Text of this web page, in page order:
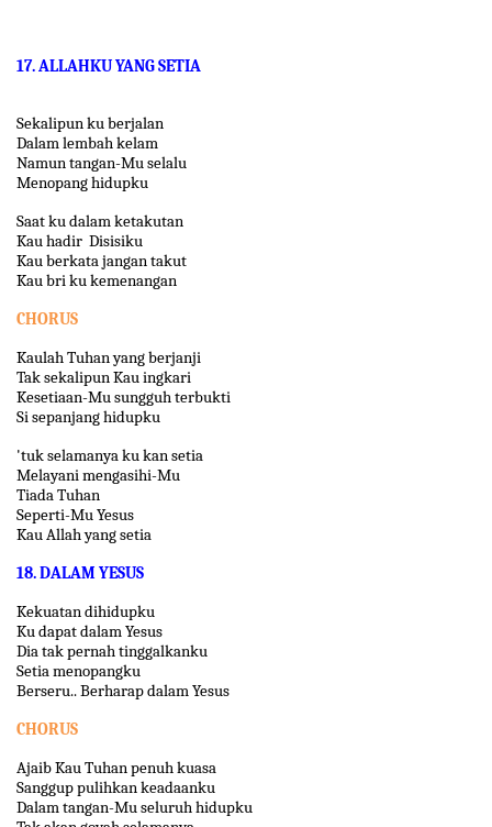
17. ALLAHKU YANG SETIA
Sekalipun ku berjalan
Dalam lembah kelam
Namun tangan-Mu selalu
Menopang hidupku
Saat ku dalam ketakutan
Kau hadir Disisiku
Kau berkata jangan takut
Kau bri ku kemenangan
CHORUS
Kaulah Tuhan yang berjanji
Tak sekalipun Kau ingkari
Kesetiaan-Mu sungguh terbukti
Si sepanjang hidupku
'tuk selamanya ku kan setia
Melayani mengasihi-Mu
Tiada Tuhan
Seperti-Mu Yesus
Kau Allah yang setia
18. DALAM YESUS
Kekuatan dihidupku
Ku dapat dalam Yesus
Dia tak pernah tinggalkanku
Setia menopangku
Berseru.. Berharap dalam Yesus
CHORUS
Ajaib Kau Tuhan penuh kuasa
Sanggup pulihkan keadaanku
Dalam tangan-Mu seluruh hidupku